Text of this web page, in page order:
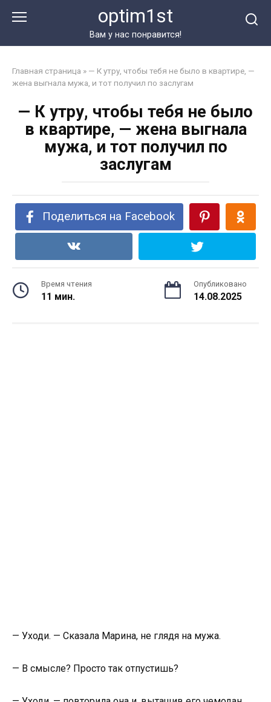
optim1st
Вам у нас понравится!
Главная страница » — К утру, чтобы тебя не было в квартире, —
жена выгнала мужа, и тот получил по заслугам
— К утру, чтобы тебя не было
в квартире, — жена выгнала
мужа, и тот получил по
заслугам
Поделиться на Facebook
Время чтения
11 мин.
Опубликовано
14.08.2025
— Уходи. — Сказала Марина, не глядя на мужа.
— В смысле? Просто так отпустишь?